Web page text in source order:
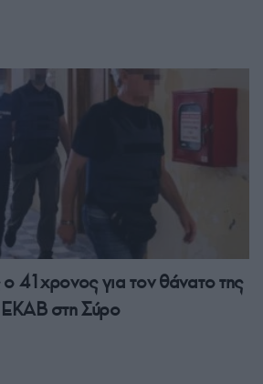
41χρονος για τον θάνατο της
ΕΚΑΒ στη Σύρο